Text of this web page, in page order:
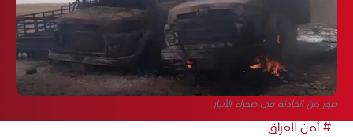
صور من الحادثة في صحراء الأنبار
# أمن العراق